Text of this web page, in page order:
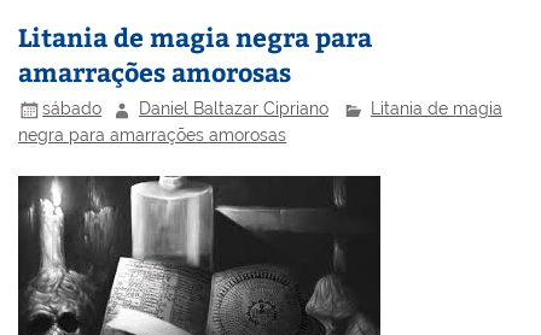
l
k
Litania de magia negra para
amarrações amorosas
sábado Daniel Baltazar Cipriano
Litania de magia
negra para amarrações amorosas